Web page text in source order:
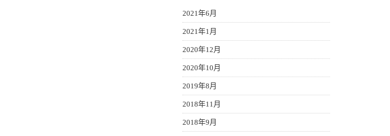
2021年6月
2021年1月
2020年12月
2020年10月
2019年8月
2018年11月
2018年9月